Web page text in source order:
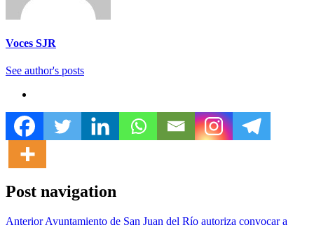
Voces SJR
See author's posts
Post navigation
AnteriorAyuntamiento de San Juan del Río autoriza convocar a